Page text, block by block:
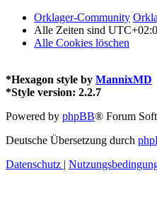
Orklager-Community
Alle Zeiten sind
Alle Cookies löschen
*Hexagon style by MannixMD
*Style version: 2.2.7
Powered by phpBB® Forum
Deutsche Übersetzung durch
Datenschutz |